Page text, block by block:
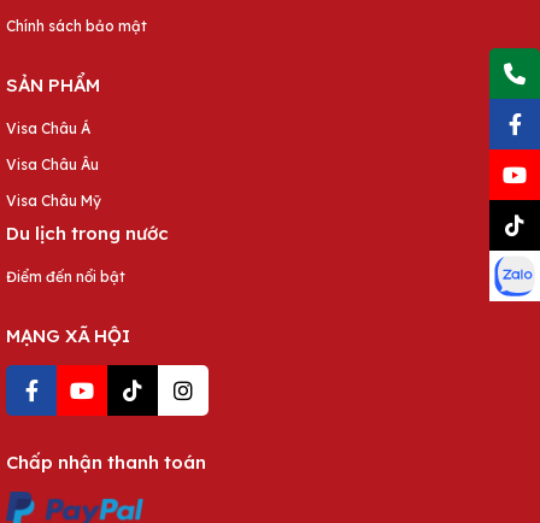
Chính sách bảo mật
SẢN PHẨM
Visa Châu Á
Visa Châu Âu
Visa Châu Mỹ
Du lịch trong nước
Điểm đến nổi bật
MẠNG XÃ HỘI
Chấp nhận thanh toán